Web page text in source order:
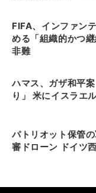
FIFA、インファン
める「組織的かつ
非難
ハマス、ガザ和平
り」 米にイスラエ
パトリオット保管
審ドローン ドイツ